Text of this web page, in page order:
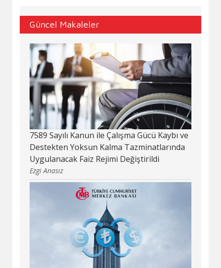
Güncel Makaleler
7589 Sayılı Kanun ile Çalışma Gücü Kaybı ve
Destekten Yoksun Kalma Tazminatlarında
Uygulanacak Faiz Rejimi Değiştirildi
Ezgi Anasız